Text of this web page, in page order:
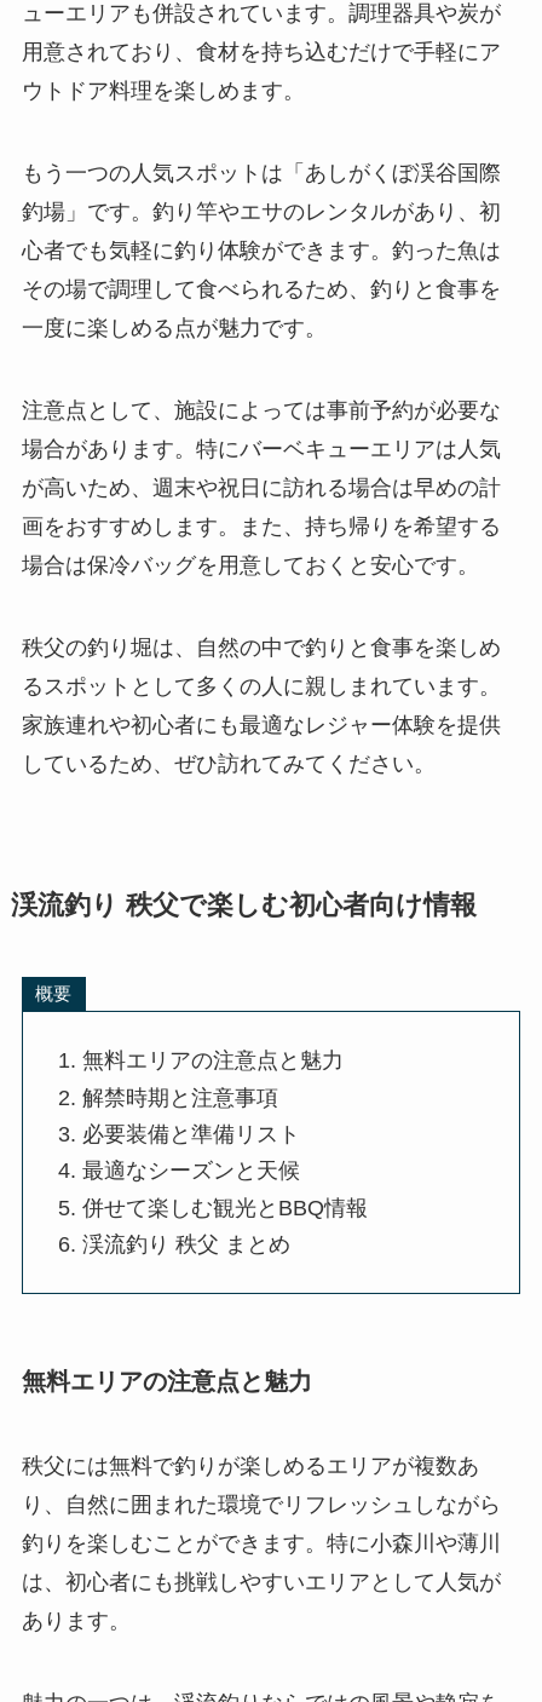
ューエリアも併設されています。調理器具や炭が
用意されており、食材を持ち込むだけで手軽にア
ウトドア料理を楽しめます。
もう一つの人気スポットは「あしがくぼ渓谷国際
釣場」です。釣り竿やエサのレンタルがあり、初
心者でも気軽に釣り体験ができます。釣った魚は
その場で調理して食べられるため、釣りと食事を
一度に楽しめる点が魅力です。
注意点として、施設によっては事前予約が必要な
場合があります。特にバーベキューエリアは人気
が高いため、週末や祝日に訪れる場合は早めの計
画をおすすめします。また、持ち帰りを希望する
場合は保冷バッグを用意しておくと安心です。
秩父の釣り堀は、自然の中で釣りと食事を楽しめ
るスポットとして多くの人に親しまれています。
家族連れや初心者にも最適なレジャー体験を提供
しているため、ぜひ訪れてみてください。
渓流釣り 秩父で楽しむ初心者向け情報
概要
無料エリアの注意点と魅力
解禁時期と注意事項
必要装備と準備リスト
最適なシーズンと天候
併せて楽しむ観光とBBQ情報
渓流釣り 秩父 まとめ
無料エリアの注意点と魅力
秩父には無料で釣りが楽しめるエリアが複数あ
り、自然に囲まれた環境でリフレッシュしながら
釣りを楽しむことができます。特に小森川や薄川
は、初心者にも挑戦しやすいエリアとして人気が
あります。